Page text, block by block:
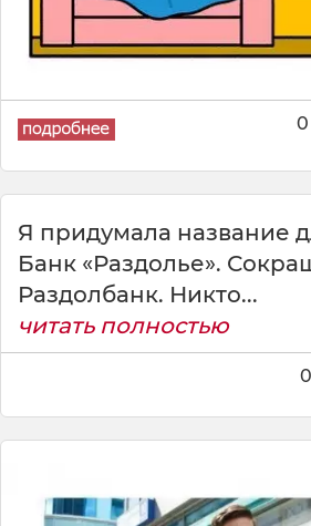
0
Я придумала название
Банк «Раздолье».
Раздолбанк. Никто...
читать полностью
0